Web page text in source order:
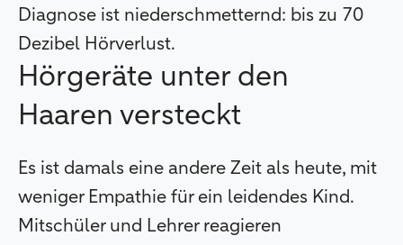
Diagnose ist niederschmetternd: bis zu 70
Dezibel Hörverlust.
Hörgeräte unter den
Haaren versteckt
Es ist damals eine andere Zeit als heute, mit
weniger Empathie für ein leidendes Kind.
Mitschüler und Lehrer reagieren